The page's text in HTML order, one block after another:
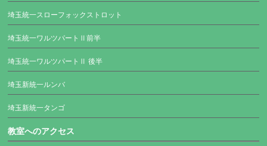
埼玉統一スローフォックストロット
埼玉統一ワルツパートⅡ前半
埼玉統一ワルツパートⅡ 後半
埼玉新統一ルンバ
埼玉新統一タンゴ
教室へのアクセス